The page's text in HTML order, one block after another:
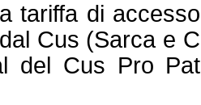
tariffa di
Cus (Sarca e
del Cus Pro